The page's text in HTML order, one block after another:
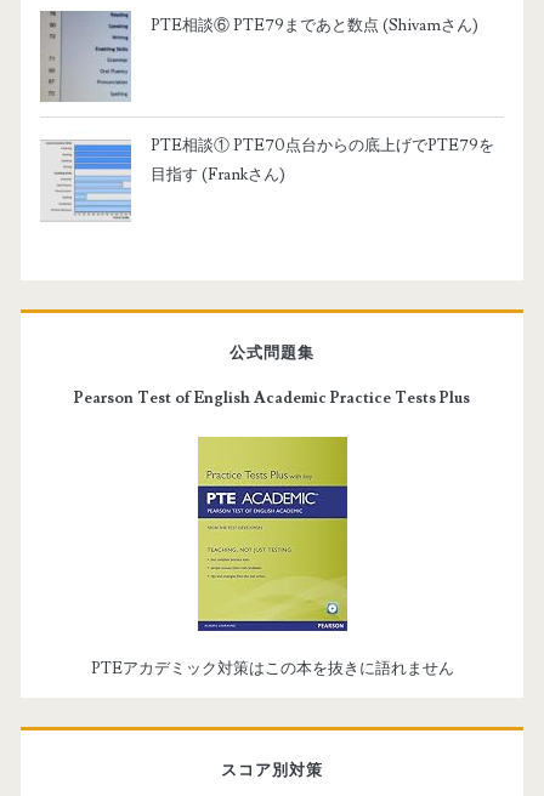
PTE相談⑥ PTE79まであと数点 (Shivamさん)
PTE相談① PTE70点台からの底上げでPTE79を
目指す (Frankさん)
公式問題集
Pearson Test of English Academic Practice Tests Plus
PTEアカデミック対策はこの本を抜きに語れません
スコア別対策